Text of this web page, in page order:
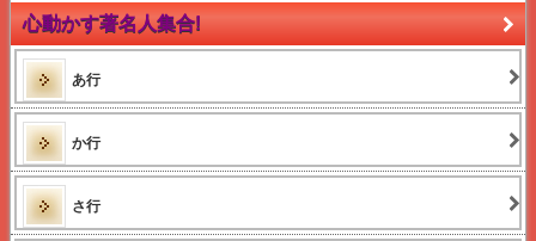
遺伝子検査
酵素の働きと酵素製品
酵素製品の選び方と注意点
光視症
網膜裂孔 網膜円孔
網膜剥離の症状・治療など
飛蚊症の危険信号とは？
メンターとは？
セオリーとは？
アフィリエイトとは？
アフィリエイター
essentialオイルの種類
心動かす著名人集合!
あ行
か行
さ行